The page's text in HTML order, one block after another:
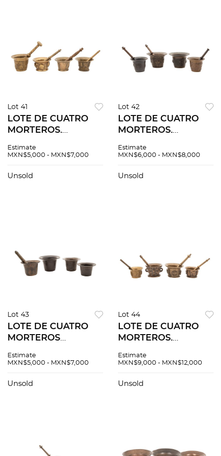
Lot 41
LOTE DE CUATRO
MORTEROS.
Y XIX. En bronce,
veneras, motivos
Estimate
MXN$5,000 - MXN$7,000
Unsold
Lot 42
LOTE DE CUATRO
MORTEROS.
XVII Y XVIII. En
con mascarones,
Estimate
MXN$6,000 - MXN$8,000
Unsold
Lot 43
LOTE DE CUATRO
MORTEROS
XVIII Y XIX. En
pistilo. 10 x 16.5 cm
Estimate
MXN$5,000 - MXN$7,000
Unsold
Lot 44
LOTE DE CUATRO
MORTEROS.
XVIII Y XIX. En
con mascarones,
Estimate
MXN$9,000 - MXN$12,000
Unsold